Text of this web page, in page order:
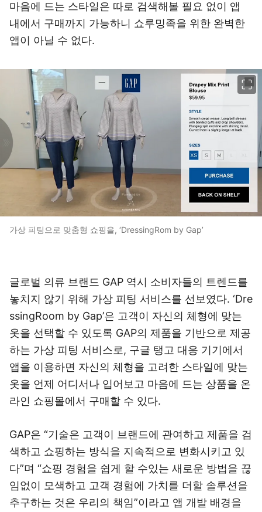
마음에 드는 스타일은 따로 검색해볼 필요 없이 앱
내에서 구매까지 가능하니 쇼루밍족을 위한 완벽한
앱이 아닐 수 없다.
가상 피팅으로 맞춤형 쇼핑을, ‘DressingRom by Gap’
글로벌 의류 브랜드 GAP 역시 소비자들의 트렌드를
놓치지 않기 위해 가상 피팅 서비스를 선보였다. ‘Dre
ssingRoom by Gap’은 고객이 자신의 체형에 맞는
옷을 선택할 수 있도록 GAP의 제품을 기반으로 제공
하는 가상 피팅 서비스로, 구글 탱고 대응 기기에서
앱을 이용하면 자신의 체형을 고려한 스타일에 맞는
옷을 언제 어디서나 입어보고 마음에 드는 상품을 온
라인 쇼핑몰에서 구매할 수 있다.
GAP은 “기술은 고객이 브랜드에 관여하고 제품을 검
색하고 쇼핑하는 방식을 지속적으로 변화시키고 있
다”며 “쇼핑 경험을 쉽게 할 수있는 새로운 방법을 끊
임없이 모색하고 고객 경험에 가치를 더할 솔루션을
추구하는 것은 우리의 책임”이라고 앱 개발 배경을